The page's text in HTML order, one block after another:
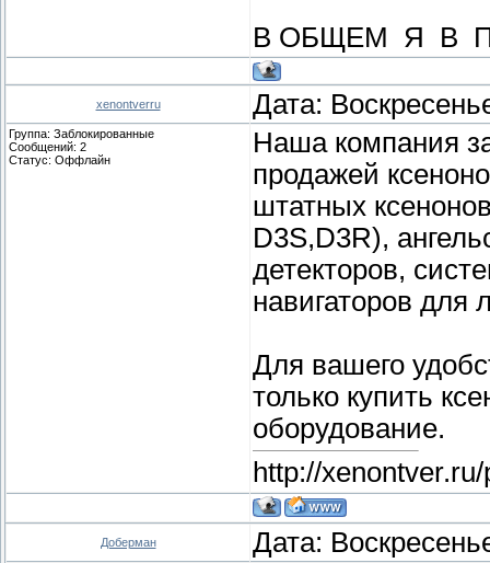
В ОБЩЕМ Я В
xenontverru Дата:
Группа: Заблокированные
Сообщений: 2
Статус: Оффлайн
Наша компания
продажей
штатных
D3S,D3R),
детекторов,
навигаторов для
Для вашего
только купить
оборудование.
http://
Доберман Дата: